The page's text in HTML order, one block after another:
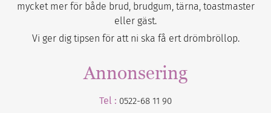
mycket mer för både brud, brudgum, tärna, toastmaster
eller gäst.
Vi ger dig tipsen för att ni ska få ert drömbröllop.
Annonsering
Tel : 0522-68 11 90